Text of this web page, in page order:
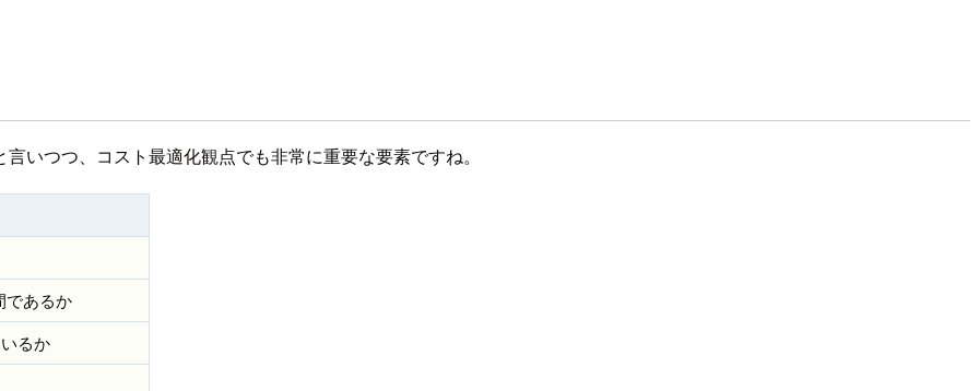
いつつ、コスト最適化観点でも非常に重要な要素ですね。
であるか
るか